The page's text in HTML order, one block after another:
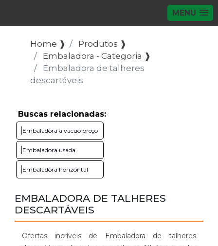
MENU
Home ❱
Produtos ❱
Embaladora - Categoria ❱
Embaladora de talheres
descartáveis
Buscas relacionadas:
Embaladora a vácuo preço
Embaladora usada
Embaladora horizontal
EMBALADORA DE TALHERES
DESCARTÁVEIS
Ofertas incríveis de Embaladora de talheres